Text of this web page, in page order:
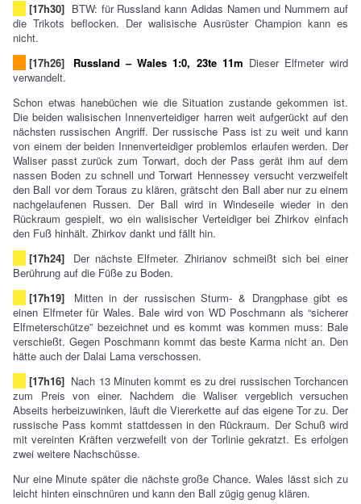
[17h30] BTW: für Russland kann Adidas Namen und Nummern auf
die Trikots beflocken. Der walisische Ausrüster Champion kann es
nicht.
[17h26]
Russland – Wales 1:0, 23te 11m Dieser Elfmeter wird
verwandelt.
Schon etwas hanebüchen wie die Situation zustande gekommen ist.
Die beiden walisischen Innenverteidiger harren weit aufgerückt auf den
nächsten russischen Angriff. Der russische Pass ist zu weit und kann
von einem der beiden Innenverteidiger problemlos erlaufen werden. Der
Waliser passt zurück zum Torwart, doch der Pass gerät ihm auf dem
nassen Boden zu schnell und Torwart Hennessey versucht verzweifelt
den Ball vor dem Toraus zu klären, grätscht den Ball aber nur zu einem
nachgelaufenen Russen. Der Ball wird in Windeseile wieder in den
Rückraum gespielt, wo ein walisischer Verteidiger bei Zhirkov einfach
den Fuß hinhält. Zhirkov dankt und fällt hin.
[17h24]
Der nächste Elfmeter. Zhirianov schmeißt sich bei einer
Berührung auf die Füße zu Boden.
[17h19]
Mitten in der russischen Sturm- & Drangphase gibt es
einen Elfmeter für Wales. Bale wird von WD Poschmann als “sicherer
Elfmeterschütze” bezeichnet und es kommt was kommen muss: Bale
verschießt. Gegen Poschmann kommt das beste Karma nicht an. Den
hätte auch der Dalai Lama verschossen.
[17h16] Nach 13 Minuten kommt es zu drei russischen Torchancen
zum Preis von einer. Nachdem die Waliser vergeblich versuchen
Abseits herbeizuwinken, läuft die Viererkette auf das eigene Tor zu. Der
russische Pass kommt stattdessen in den Rückraum. Der Schuß wird
mit vereinten Kräften verzwefeilt von der Torlinie gekratzt. Es erfolgen
zwei weitere Nachschüsse.
Nur eine Minute später die nächste große Chance. Wales lässt sich zu
leicht hinten einschnüren und kann den Ball zügig genug klären.